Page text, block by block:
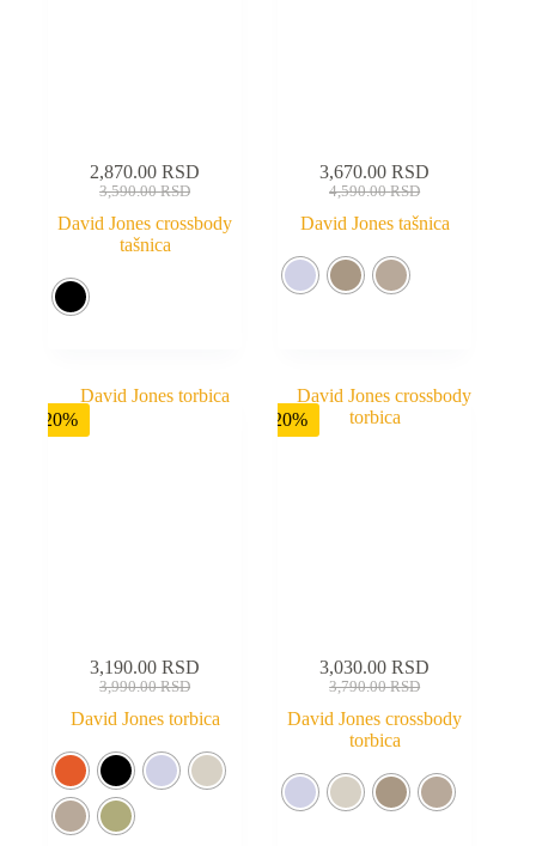
3,590.00RSD
2,870.00RSD
David Jones crossbody
tašnica
4,590.00RSD
3,670.00RSD
David Jones tašnica
-20%
3,990.00RSD
3,190.00RSD
David Jones torbica
-20%
3,790.00RSD
3,030.00RSD
David Jones crossbody
torbica